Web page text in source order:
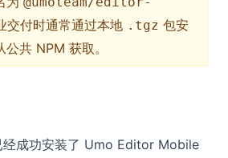
交付时通常通过本地 .tgz 包安
共 NPM 获取。
经成功安装了 Umo Editor Mobile